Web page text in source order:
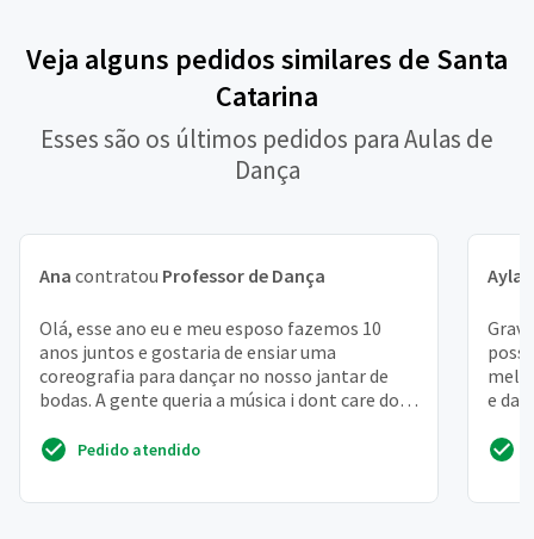
Veja alguns pedidos similares de Santa
Catarina
Esses são os últimos pedidos para Aulas de
Dança
Ana contratou Professor de Dança
Olá, esse ano eu e meu esposo fazemos 10
anos juntos e gostaria de ensiar uma
coreografia para dançar no nosso jantar de
bodas. A gente queria a música i dont care do
Pedido atendido
Ayla
e